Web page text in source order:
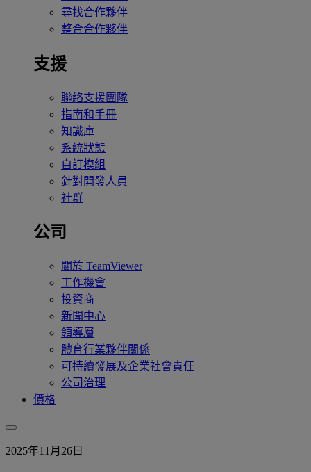
尋找合作夥伴
整合合作夥伴
支援
聯絡支援團隊
指南和手冊
知識庫
系統狀態
自訂模組
針對開發人員
社群
公司
關於 TeamViewer
工作機會
投資商
新聞中心
領導層
體育行業夥伴關係
可持續發展及企業社會責任
公司治理
價格
2025年11月26日